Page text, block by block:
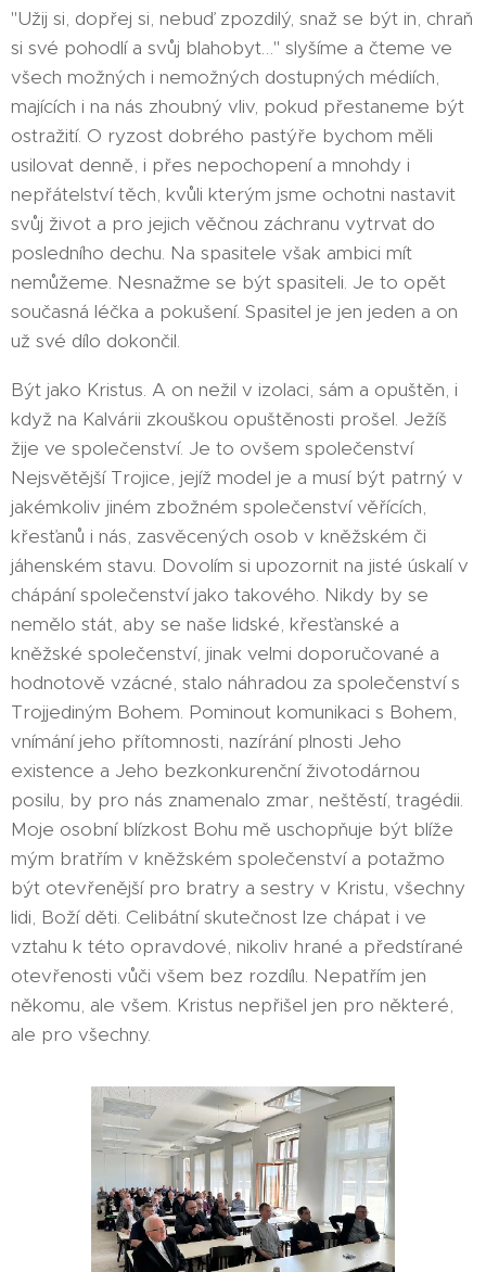
"Užij si, dopřej si, nebuď zpozdilý, snaž se být in, chraň
si své pohodlí a svůj blahobyt…" slyšíme a čteme ve
všech možných i nemožných dostupných médiích,
majících i na nás zhoubný vliv, pokud přestaneme být
ostražití. O ryzost dobrého pastýře bychom měli
usilovat denně, i přes nepochopení a mnohdy i
nepřátelství těch, kvůli kterým jsme ochotni nastavit
svůj život a pro jejich věčnou záchranu vytrvat do
posledního dechu. Na spasitele však ambici mít
nemůžeme. Nesnažme se být spasiteli. Je to opět
současná léčka a pokušení. Spasitel je jen jeden a on
už své dílo dokončil.
Být jako Kristus. A on nežil v izolaci, sám a opuštěn, i
když na Kalvárii zkouškou opuštěnosti prošel. Ježíš
žije ve společenství. Je to ovšem společenství
Nejsvětější Trojice, jejíž model je a musí být patrný v
jakémkoliv jiném zbožném společenství věřících,
křesťanů i nás, zasvěcených osob v kněžském či
jáhenském stavu. Dovolím si upozornit na jisté úskalí v
chápání společenství jako takového. Nikdy by se
nemělo stát, aby se naše lidské, křesťanské a
kněžské společenství, jinak velmi doporučované a
hodnotově vzácné, stalo náhradou za společenství s
Trojjediným Bohem. Pominout komunikaci s Bohem,
vnímání jeho přítomnosti, nazírání plnosti Jeho
existence a Jeho bezkonkurenční životodárnou
posilu, by pro nás znamenalo zmar, neštěstí, tragédii.
Moje osobní blízkost Bohu mě uschopňuje být blíže
mým bratřím v kněžském společenství a potažmo
být otevřenější pro bratry a sestry v Kristu, všechny
lidi, Boží děti. Celibátní skutečnost lze chápat i ve
vztahu k této opravdové, nikoliv hrané a předstírané
otevřenosti vůči všem bez rozdílu. Nepatřím jen
někomu, ale všem. Kristus nepřišel jen pro některé,
ale pro všechny.